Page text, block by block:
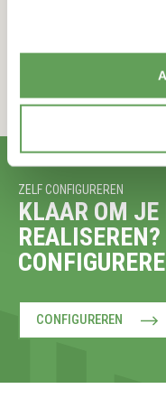
ZELF CONFIGUREREN
KLAAR OM
CONFIGUREREN